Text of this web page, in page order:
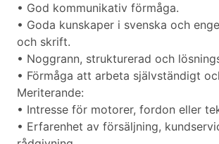
• God kommunikativ förmåga.
• Goda kunskaper i svenska och
och skrift.
• Noggrann, strukturerad och
• Förmåga att arbeta självständigt
Meriterande:
• Intresse för motorer, fordon eller
• Erfarenhet av försäljning,